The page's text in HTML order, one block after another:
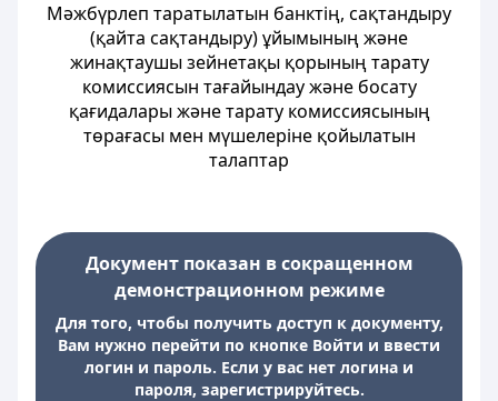
Мәжбүрлеп таратылатын банктің, сақтандыру
(қайта сақтандыру) ұйымының және
жинақтаушы зейнетақы қорының тарату
комиссиясын тағайындау және босату
қағидалары және тарату комиссиясының
төрағасы мен мүшелеріне қойылатын
талаптар
Документ показан в сокращенном
демонстрационном режиме
Для того, чтобы получить доступ к документу,
Вам нужно перейти по кнопке Войти и ввести
логин и пароль. Если у вас нет логина и
пароля, зарегистрируйтесь.